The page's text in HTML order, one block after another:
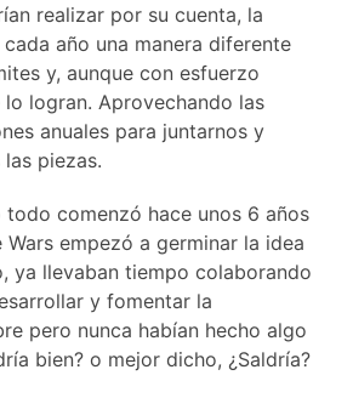
realizar por su cuenta, la
año una manera diferente
y, aunque con esfuerzo
logran. Aprovechando las
anuales para juntarnos y
piezas.
todo comenzó hace unos 6 años
Wars empezó a germinar la idea
ya llevaban tiempo colaborando
y fomentar la
pero nunca habían hecho algo
bien? o mejor dicho, ¿Saldría?